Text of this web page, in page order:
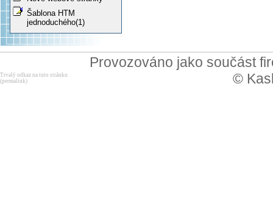
Šablona HTM
jednoduchého(1)
Provozováno jako součást
©
Trvalý odkaz na tuto stránku
(permalink)